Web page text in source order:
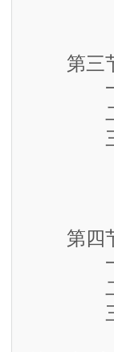
2、
第三节
一、
二、
三、
1、主
2、下
第四节
一、市
二、市
三、影